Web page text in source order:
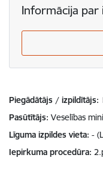
Informācija
Piegādātājs / izpildītājs:
Pasūtītājs Veselības
Līguma izpildes vieta -
Iepirkuma procedūra